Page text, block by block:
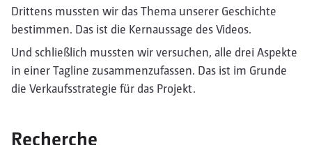
Drittens mussten wir das Thema unserer Geschichte
bestimmen. Das ist die Kernaussage des Videos.
Und schließlich mussten wir versuchen, alle drei Aspekte
in einer Tagline zusammenzufassen. Das ist im Grunde
die Verkaufsstrategie für das Projekt.
Recherche